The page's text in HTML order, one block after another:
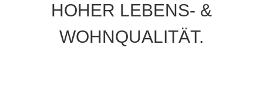
HOHER LEBENS- &
WOHNQUALITÄT.